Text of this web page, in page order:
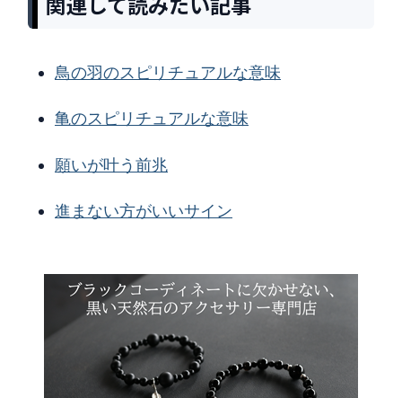
鳥の羽のスピリチュアルな意味
亀のスピリチュアルな意味
願いが叶う前兆
進まない方がいいサイン